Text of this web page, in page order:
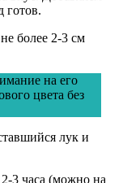
готов.
более 2-3 см
на его
цвета без
лук и
3 часа (можно на